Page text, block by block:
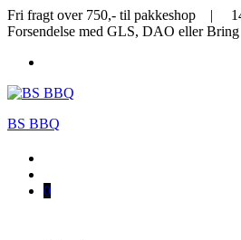
Fri fragt over 750,- til pakkeshop |
Forsendelse med GLS, DAO eller Bring
BS BBQ
0